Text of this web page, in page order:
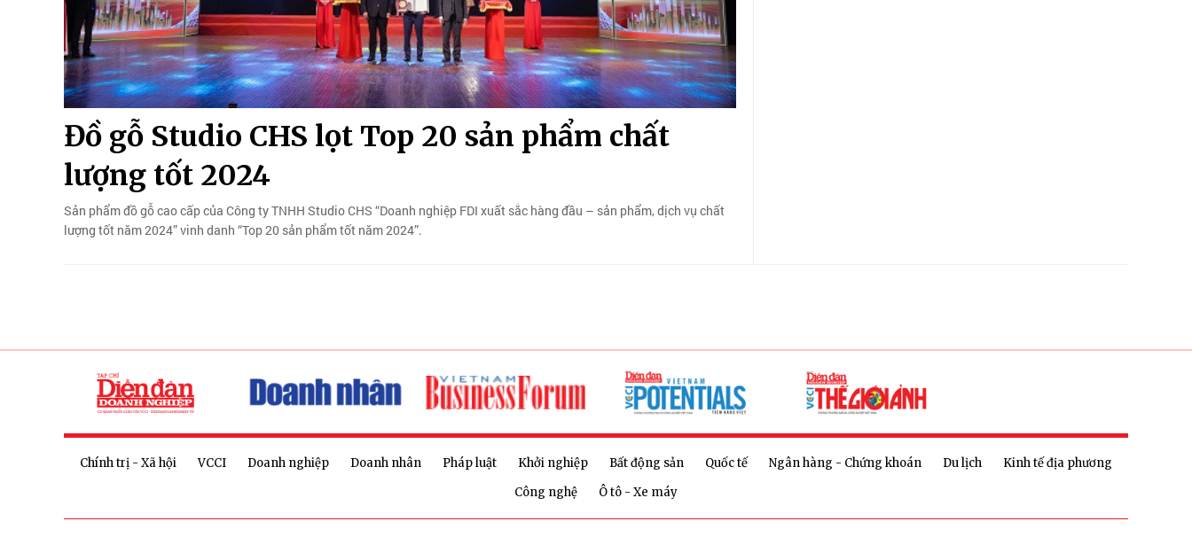
Đồ gỗ Studio CHS lọt Top 20 sản phẩm chất
lượng tốt 2024
Sản phẩm đồ gỗ cao cấp của Công ty TNHH Studio CHS “Doanh nghiệp FDI xuất sắc hàng đầu – sản phẩm, dịch vụ chất
lượng tốt năm 2024” vinh danh “Top 20 sản phẩm tốt năm 2024”.
Chính trị - Xã hội VCCI Doanh nghiệp Doanh nhân Pháp luật Khởi nghiệp Bất động sản Quốc tế Ngân hàng - Chứng khoán Du lịch
Kinh tế địa phương
Công nghệ
Ô tô - Xe máy